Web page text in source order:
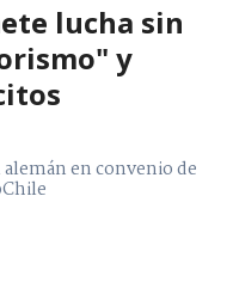
lucha sin
y
en convenio de